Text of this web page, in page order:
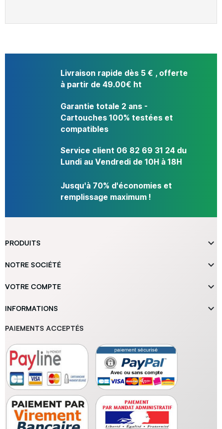
Livraison rapide dès 5 € , offerte
à partir de 49.00€ ht
Garantie totale 2 ans -
Cartouches 100% testées et
compatibles
Service client 06 82 69 31 24 du
Lundi au Vendredi de 10H à 18H
Jusqu'à 70% d'économies et
remplissage maximum !
PRODUITS 
NOTRE SOCIÉTÉ 
VOTRE COMPTE 
INFORMATIONS 
PAIEMENTS ACCEPTÉS